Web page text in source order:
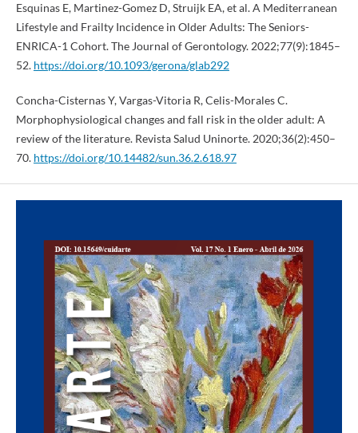
Esquinas E, Martinez-Gomez D, Struijk EA, et al. A Mediterranean
Lifestyle and Frailty Incidence in Older Adults: The Seniors-
ENRICA-1 Cohort. The Journal of Gerontology. 2022;77(9):1845–
52. https://doi.org/10.1093/gerona/glab292
Concha-Cisternas Y, Vargas-Vitoria R, Celis-Morales C.
Morphophysiological changes and fall risk in the older adult: A
review of the literature. Revista Salud Uninorte. 2020;36(2):450–
70. https://doi.org/10.14482/sun.36.2.618.97